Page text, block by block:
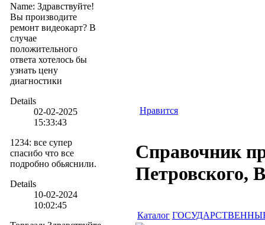
Name: Здравствуйте!
Вы производите
ремонт видеокарт? В
случае
положительного
ответа хотелось бы
узнать цену
диагностики
Details
02-02-2025
15:33:43
1234: все супер
спасибо что все
подробно обьяснили.
Details
10-02-2024
10:02:45
Нравится
Справочник
Петровского,
Каталог